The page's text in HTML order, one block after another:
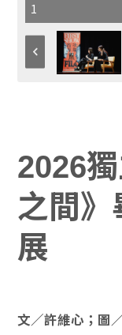
1
2026
之間》
展
文／許維心；圖